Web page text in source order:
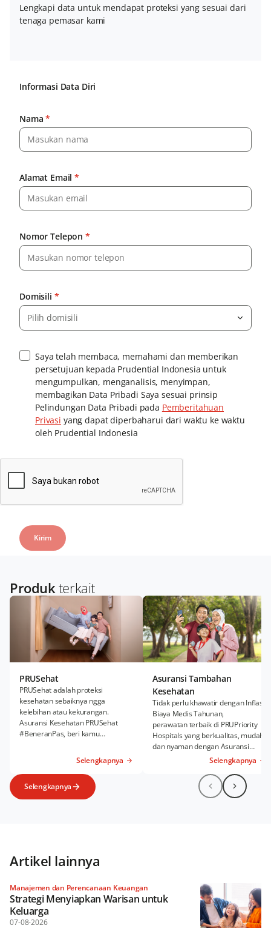
Lengkapi data untuk mendapat proteksi yang sesuai dari
tenaga pemasar kami
Informasi Data Diri
Nama *
Alamat Email *
Nomor Telepon *
Domisili *
Pilih domisili
Saya telah membaca, memahami dan memberikan
persetujuan kepada Prudential Indonesia untuk
mengumpulkan, menganalisis, menyimpan,
membagikan Data Pribadi Saya sesuai prinsip
Pelindungan Data Pribadi pada Pemberitahuan
Privasi yang dapat diperbaharui dari waktu ke waktu
oleh Prudential Indonesia
Produk terkait
PRUSehat
PRUSehat adalah proteksi
kesehatan sebaiknya ngga
kelebihan atau kekurangan.
Asuransi Kesehatan PRUSehat
#BeneranPas, beri kamu
Rawat Jalan sesuai kebutuhanmu.
Selengkapnya
Asuransi Tambahan
Kesehatan
Tidak perlu khawatir dengan Inflasi
Biaya Medis Tahunan,
perawatan terbaik di PRUPriority
Hospitals yang berkualitas, mudah,
dan nyaman dengan Asuransi
Kesehatan Tambahan PRUWell
Selengkapnya
Selengkapnya
Artikel lainnya
Manajemen dan Perencanaan Keuangan
Strategi Menyiapkan Warisan untuk
Keluarga
07-08-2026